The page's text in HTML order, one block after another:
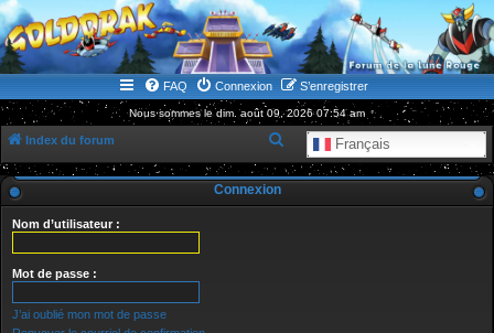
WWW.GOLDORAKGO.COM
le site de la Lune Rouge
FAQ Connexion S’enregistrer
Nous sommes le dim. août 09, 2026 07:54 am
Index du forum Français
e
Connexion
Nom d’utilisateur :
Mot de passe :
J’ai oublié mon mot de passe